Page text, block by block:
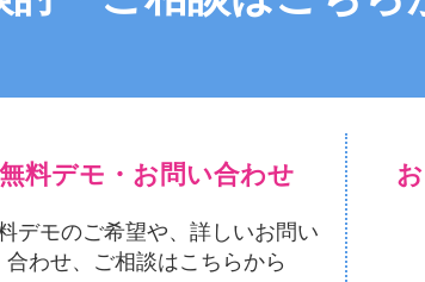
無料デモ・お問い合わせ
デモのご希望や、詳しいお問い
合わせ、ご相談はこちらから